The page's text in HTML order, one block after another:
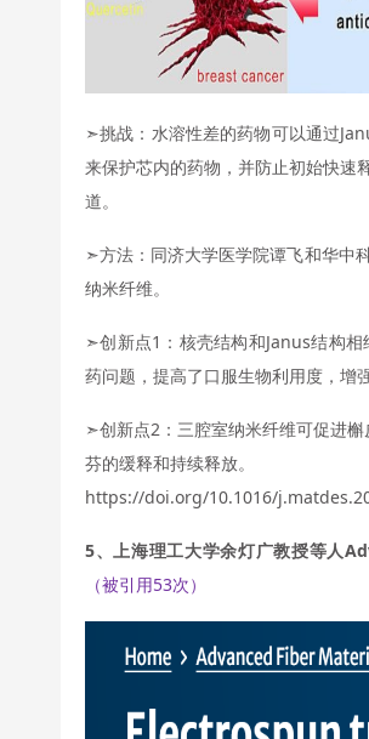
➣挑战：水溶性差的药物可以通过
来保护芯内的药物，并防止初始快速
道。
➣方法：同济大学医学院谭飞和华中
纳米纤维。
➣创新点1：核壳结构和Janus结构
药问题，提高了口服生物利用度，增
➣创新点2：三腔室纳米纤维可促进
芬的缓释和持续释放。
https://doi.org/10.1016/
5、上海理工大学余灯广教授等人
（被引用53次）